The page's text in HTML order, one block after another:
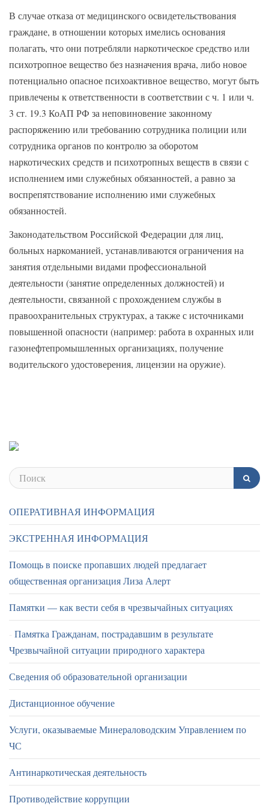
В случае отказа от медицинского освидетельствования
граждане, в отношении которых имелись основания
полагать, что они потребляли наркотическое средство или
психотропное вещество без назначения врача, либо новое
потенциально опасное психоактивное вещество, могут быть
привлечены к ответственности в соответствии с ч. 1 или ч.
3 ст. 19.3 КоАП РФ за неповиновение законному
распоряжению или требованию сотрудника полиции или
сотрудника органов по контролю за оборотом
наркотических средств и психотропных веществ в связи с
исполнением ими служебных обязанностей, а равно за
воспрепятствование исполнению ими служебных
обязанностей.
Законодательством Российской Федерации для лиц,
больных наркоманией, устанавливаются ограничения на
занятия отдельными видами профессиональной
деятельности (занятие определенных должностей) и
деятельности, связанной с прохождением службы в
правоохранительных структурах, а также с источниками
повышенной опасности (например: работа в охранных или
газонефтепромышленных организациях, получение
водительского удостоверения, лицензии на оружие).
ОПЕРАТИВНАЯ ИНФОРМАЦИЯ
ЭКСТРЕННАЯ ИНФОРМАЦИЯ
Помощь в поиске пропавших людей предлагает
общественная организация Лиза Алерт
Памятки — как вести себя в чрезвычайных ситуациях
Памятка Гражданам, пострадавшим в результате
Чрезвычайной ситуации природного характера
Сведения об образовательной организации
Дистанционное обучение
Услуги, оказываемые Минераловодским Управлением по
ЧС
Антинаркотическая деятельность
Противодействие коррупции